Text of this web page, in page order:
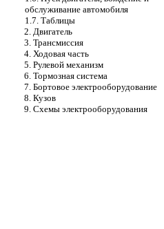
обслуживание автомобиля
1.7. Таблицы
2. Двигатель
3. Трансмиссия
4. Ходовая часть
5. Рулевой механизм
6. Тормозная система
7. Бортовое электрооборудование
8. Кузов
9. Схемы электрооборудования